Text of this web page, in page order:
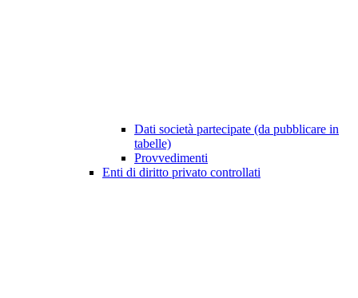
Dati società partecipate (da pubblicare in
tabelle)
Provvedimenti
Enti di diritto privato controllati